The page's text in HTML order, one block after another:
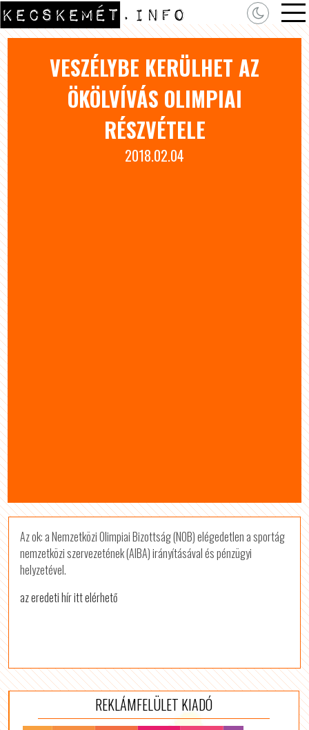
VESZÉLYBE KERÜLHET AZ
ÖKÖLVÍVÁS OLIMPIAI
RÉSZVÉTELE
2018.02.04
Az ok: a Nemzetközi Olimpiai Bizottság (NOB) elégedetlen a sportág
nemzetközi szervezetének (AIBA) irányításával és pénzügyi
helyzetével.
az eredeti hír itt elérhető
REKLÁMFELÜLET KIADÓ